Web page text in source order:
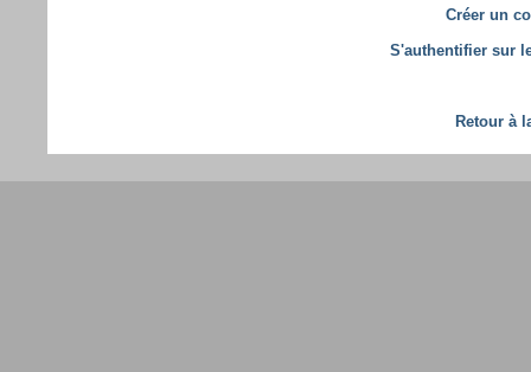
Créer un
S'authentifier sur
Retour à